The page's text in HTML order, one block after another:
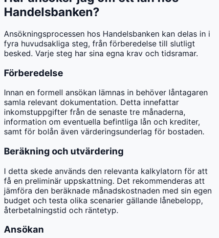
Handelsbanken?
Ansökningsprocessen hos Handelsbanken kan delas in i
fyra huvudsakliga steg, från förberedelse till slutligt
besked. Varje steg har sina egna krav och tidsramar.
Förberedelse
Innan en formell ansökan lämnas in behöver låntagaren
samla relevant dokumentation. Detta innefattar
inkomstuppgifter från de senaste tre månaderna,
information om eventuella befintliga lån och krediter,
samt för bolån även värderingsunderlag för bostaden.
Beräkning och utvärdering
I detta skede används den relevanta kalkylatorn för att
få en preliminär uppskattning. Det rekommenderas att
jämföra den beräknade månadskostnaden med sin egen
budget och testa olika scenarier gällande lånebelopp,
återbetalningstid och räntetyp.
Ansökan